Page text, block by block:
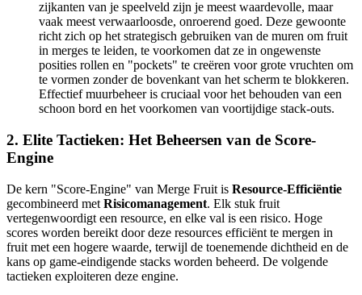
zijkanten van je speelveld zijn je meest waardevolle, maar
vaak meest verwaarloosde, onroerend goed. Deze gewoonte
richt zich op het strategisch gebruiken van de muren om fruit
in merges te leiden, te voorkomen dat ze in ongewenste
posities rollen en "pockets" te creëren voor grote vruchten om
te vormen zonder de bovenkant van het scherm te blokkeren.
Effectief muurbeheer is cruciaal voor het behouden van een
schoon bord en het voorkomen van voortijdige stack-outs.
2. Elite Tactieken: Het Beheersen van de Score-
Engine
De kern "Score-Engine" van Merge Fruit is Resource-Efficiëntie
gecombineerd met Risicomanagement. Elk stuk fruit
vertegenwoordigt een resource, en elke val is een risico. Hoge
scores worden bereikt door deze resources efficiënt te mergen in
fruit met een hogere waarde, terwijl de toenemende dichtheid en de
kans op game-eindigende stacks worden beheerd. De volgende
tactieken exploiteren deze engine.